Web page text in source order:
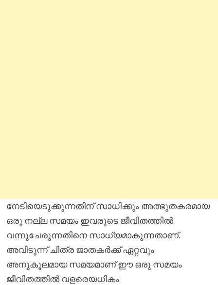
നേടിയെടുക്കുന്നതിന് സാധിക്കും അത്ഭുതകരമായ
ഒരു നല്ല സമയം ഇവരുടെ ജീവിതത്തിൽ
വന്നുചേരുന്നതിനെ സാധ്യമാകുന്നതാണ്.
അവിടുന്ന് ചിത്ര ജാതകർക്ക് ഏറ്റവും
അനുകൂലമായ സമയമാണ് ഈ ഒരു സമയം
ജീവിതത്തിൽ വളരെയധികം